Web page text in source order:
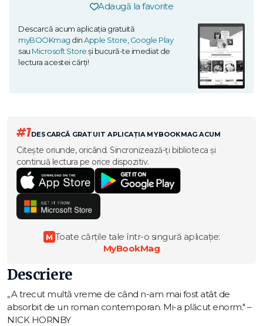
Adaugă la favorite
Descarcă acum aplicația gratuită
myBOOKmag dinApple Store,Google Play
sau Microsoft Storeși bucură-te imediat de
lectura acestei cărți!
#1DESCARCĂ GRATUIT APLICAȚIA MYBOOKMAG ACUM
Citește oriunde, oricând. Sincronizează-ți biblioteca și
continuă lectura pe orice dispozitiv.
M Toate cărțile tale într-o singură aplicație:
MyBookMag
Descriere
„A trecut multă vreme de când n-am mai fost atât de
absorbit de un roman contemporan. Mi-a plăcut enorm." –
NICK HORNBY